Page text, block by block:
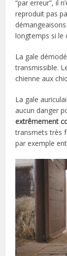
“par erreur”, il
reproduit pas
longtemps si le
La gale
transmissible.
chienne aux
La gale
aucun danger
extrêmement
transmets très
par exemple